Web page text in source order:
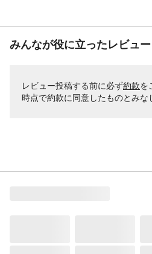
みんなが役に立ったレビュー
レビュー投稿する前に必ず約款を
時点で約款に同意したものとみな